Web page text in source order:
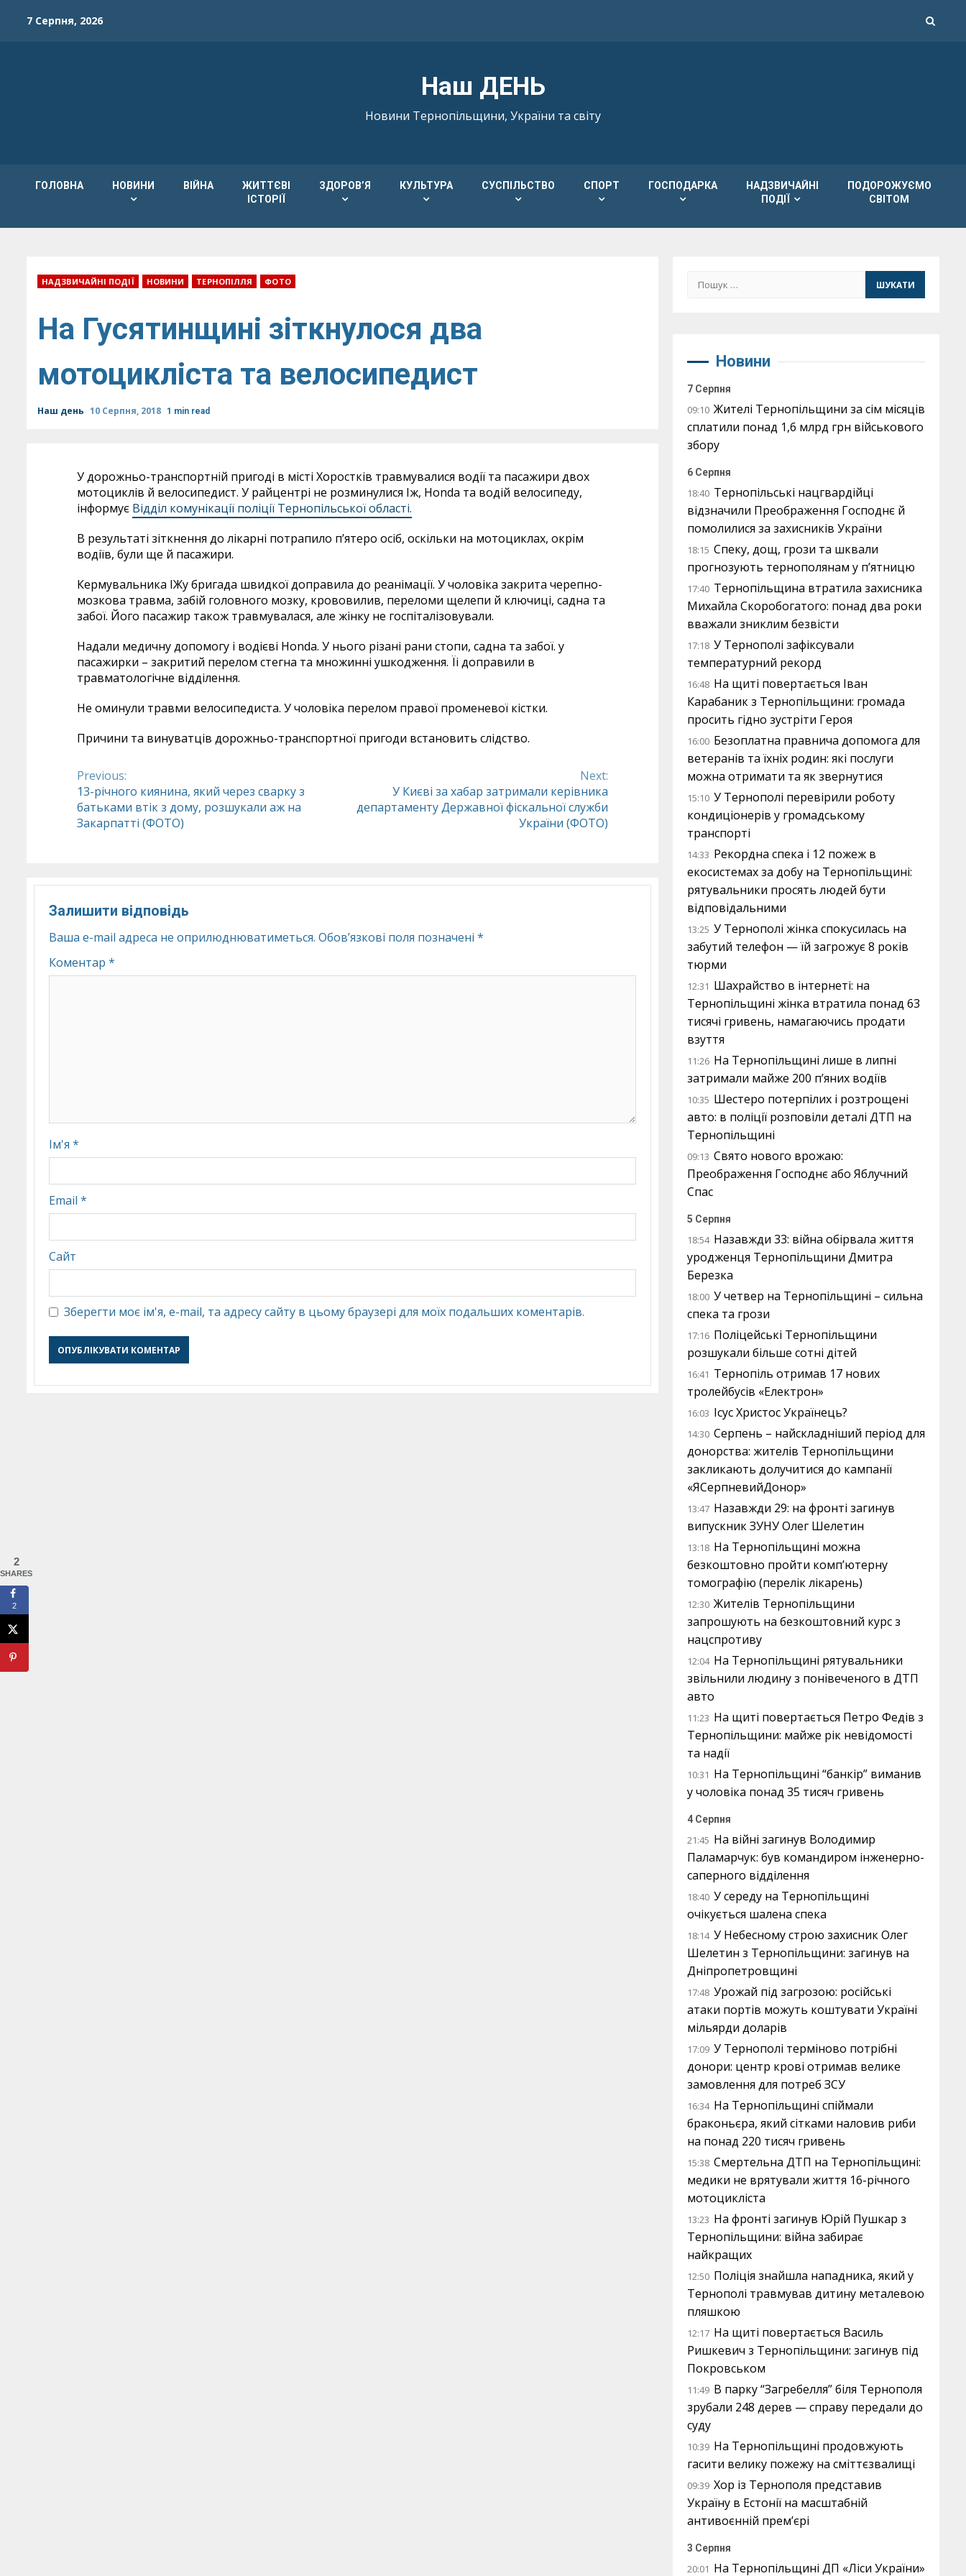
7 Серпня, 2026
Наш ДЕНЬ
Новини Тернопільщини, України та світу
ГОЛОВНА НОВИНИ ВІЙНА
ЖИТТЄВІ
ІСТОРІЇ
ЗДОРОВ’Я КУЛЬТУРА СУСПІЛЬСТВО СПОРТ ГОСПОДАРКА
НАДЗВИЧАЙНІ
ПОДІЇ
ПОДОРОЖУЄМО
СВІТОМ
НАДЗВИЧАЙНІ ПОДІЇ НОВИНИ ТЕРНОПІЛЛЯ ФОТО
На Гусятинщині зіткнулося два
мотоцикліста та велосипедист
Наш день 10 Серпня, 2018 1 min read
У дорожньо-транспортній пригоді в місті Хоростків травмувалися водії та пасажири двох
мотоциклів й велосипедист. У райцентрі не розминулися Іж, Honda та водій велосипеду,
інформує Відділ комунікації поліції Тернопільської області.
В результаті зіткнення до лікарні потрапило п’ятеро осіб, оскільки на мотоциклах, окрім
водіїв, були ще й пасажири.
Кермувальника ІЖу бригада швидкої доправила до реанімації. У чоловіка закрита черепно-
мозкова травма, забій головного мозку, крововилив, переломи щелепи й ключиці, садна та
забої. Його пасажир також травмувалася, але жінку не госпіталізовували.
Надали медичну допомогу і водієві Honda. У нього різані рани стопи, садна та забої. у
пасажирки – закритий перелом стегна та множинні ушкодження. Їі доправили в
травматологічне відділення.
Не оминули травми велосипедиста. У чоловіка перелом правої променевої кістки.
Причини та винуватців дорожньо-транспортної пригоди встановить слідство.
Continue
Reading
Previous:
13-річного киянина, який через сварку з
батьками втік з дому, розшукали аж на
Закарпатті (ФОТО)
Next:
У Києві за хабар затримали керівника
департаменту Державної фіскальної служби
України (ФОТО)
Залишити відповідь
Ваша e-mail адреса не оприлюднюватиметься. Обов’язкові поля позначені *
Коментар *
Ім'я *
Email *
Сайт
Зберегти моє ім'я, e-mail, та адресу сайту в цьому браузері для моїх подальших коментарів.
Пошук:
Новини
7 Серпня
09:10 Жителі Тернопільщини за сім місяців
сплатили понад 1,6 млрд грн військового
збору
6 Серпня
18:40 Тернопільські нацгвардійці
відзначили Преображення Господнє й
помолилися за захисників України
18:15 Спеку, дощ, грози та шквали
прогнозують тернополянам у п’ятницю
17:40 Тернопільщина втратила захисника
Михайла Скоробогатого: понад два роки
вважали зниклим безвісти
17:18 У Тернополі зафіксували
температурний рекорд
16:48 На щиті повертається Іван
Карабаник з Тернопільщини: громада
просить гідно зустріти Героя
16:00 Безоплатна правнича допомога для
ветеранів та їхніх родин: які послуги
можна отримати та як звернутися
15:10 У Тернополі перевірили роботу
кондиціонерів у громадському
транспорті
14:33 Рекордна спека і 12 пожеж в
екосистемах за добу на Тернопільщині:
рятувальники просять людей бути
відповідальними
13:25 У Тернополі жінка спокусилась на
забутий телефон — їй загрожує 8 років
тюрми
12:31 Шахрайство в інтернеті: на
Тернопільщині жінка втратила понад 63
тисячі гривень, намагаючись продати
взуття
11:26 На Тернопільщині лише в липні
затримали майже 200 п’яних водіїв
10:35 Шестеро потерпілих і розтрощені
авто: в поліції розповіли деталі ДТП на
Тернопільщині
09:13 Свято нового врожаю:
Преображення Господнє або Яблучний
Спас
5 Серпня
18:54 Назавжди 33: війна обірвала життя
уродженця Тернопільщини Дмитра
Березка
18:00 У четвер на Тернопільщині – сильна
спека та грози
17:16 Поліцейські Тернопільщини
розшукали більше сотні дітей
16:41 Тернопіль отримав 17 нових
тролейбусів «Електрон»
16:03 Ісус Христос Українець?
14:30 Серпень – найскладніший період для
донорства: жителів Тернопільщини
закликають долучитися до кампанії
«ЯСерпневийДонор»
13:47 Назавжди 29: на фронті загинув
випускник ЗУНУ Олег Шелетин
13:18 На Тернопільщині можна
безкоштовно пройти комп’ютерну
томографію (перелік лікарень)
12:30 Жителів Тернопільщини
запрошують на безкоштовний курс з
нацспротиву
12:04 На Тернопільщині рятувальники
звільнили людину з понівеченого в ДТП
авто
11:23 На щиті повертається Петро Федів з
Тернопільщини: майже рік невідомості
та надії
10:31 На Тернопільщині “банкір” виманив
у чоловіка понад 35 тисяч гривень
4 Серпня
21:45 На війні загинув Володимир
Паламарчук: був командиром інженерно-
саперного відділення
18:40 У середу на Тернопільщині
очікується шалена спека
18:14 У Небесному строю захисник Олег
Шелетин з Тернопільщини: загинув на
Дніпропетровщині
17:48 Урожай під загрозою: російські
атаки портів можуть коштувати Україні
мільярди доларів
17:09 У Тернополі терміново потрібні
донори: центр крові отримав велике
замовлення для потреб ЗСУ
16:34 На Тернопільщині спіймали
браконьєра, який сітками наловив риби
на понад 220 тисяч гривень
15:38 Смертельна ДТП на Тернопільщині:
медики не врятували життя 16-річного
мотоцикліста
13:23 На фронті загинув Юрій Пушкар з
Тернопільщини: війна забирає
найкращих
12:50 Поліція знайшла нападника, який у
Тернополі травмував дитину металевою
пляшкою
12:17 На щиті повертається Василь
Ришкевич з Тернопільщини: загинув під
Покровськом
11:49 В парку “Загребелля” біля Тернополя
зрубали 248 дерев — справу передали до
суду
10:39 На Тернопільщині продовжують
гасити велику пожежу на сміттєзвалищі
09:39 Хор із Тернополя представив
Україну в Естонії на масштабній
антивоєнній прем’єрі
3 Серпня
20:01 На Тернопільщині ДП «Ліси України»
2
SHARES
2